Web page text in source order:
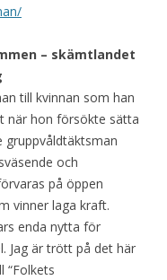
– skämtlandet
till kvinnan som han
när hon försökte sätta
gruppvåldtäktsman
och
på öppen
vinner laga kraft.
enda nytta för
Jag är trött på det här
“Folkets